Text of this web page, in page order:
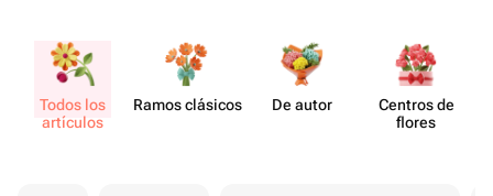
Todos los
artículos
Ramos clásicos De autor
Centros de
flores